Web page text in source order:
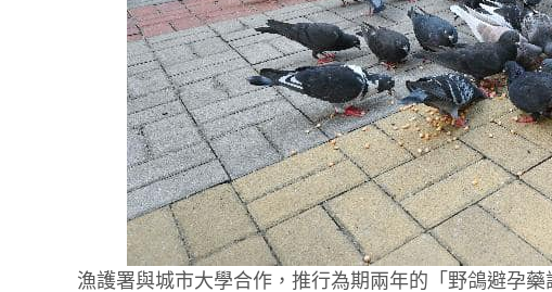
漁護署與城市大學合作，推行為期兩年的「野鴿避孕